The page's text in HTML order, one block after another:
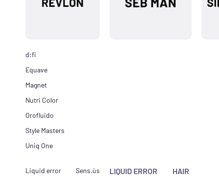
d:fi
Equave
Magnet
Nutri Color
Orofluido
Style Masters
Uniq One
Liquid error
Sens.ùs
LIQUID ERROR
HAIR